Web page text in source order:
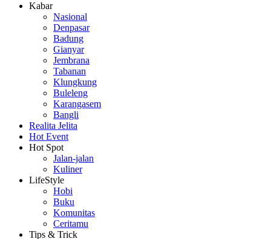
Kabar
Nasional
Denpasar
Badung
Gianyar
Jembrana
Tabanan
Klungkung
Buleleng
Karangasem
Bangli
Realita Jelita
Hot Event
Hot Spot
Jalan-jalan
Kuliner
LifeStyle
Hobi
Buku
Komunitas
Ceritamu
Tips & Trick